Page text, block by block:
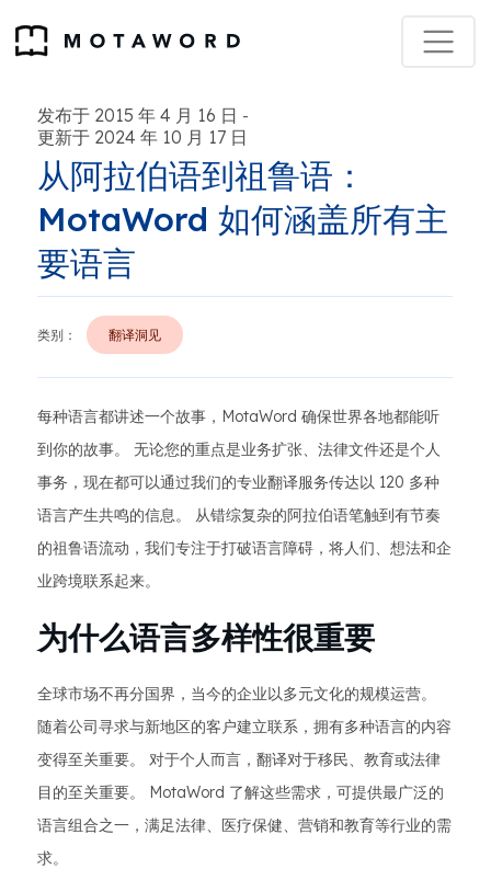
发布于 2015 年 4 月 16 日 -
更新于 2024 年 10 月 17 日
从阿拉伯语到祖鲁语：
MotaWord 如何涵盖所有主
要语言
类别： 翻译洞见
每种语言都讲述一个故事，MotaWord 确保世界各地都能听
到你的故事。 无论您的重点是业务扩张、法律文件还是个人
事务，现在都可以通过我们的专业翻译服务传达以 120 多种
语言产生共鸣的信息。 从错综复杂的阿拉伯语笔触到有节奏
的祖鲁语流动，我们专注于打破语言障碍，将人们、想法和企
业跨境联系起来。
为什么语言多样性很重要
全球市场不再分国界，当今的企业以多元文化的规模运营。
随着公司寻求与新地区的客户建立联系，拥有多种语言的内容
变得至关重要。 对于个人而言，翻译对于移民、教育或法律
目的至关重要。 MotaWord 了解这些需求，可提供最广泛的
语言组合之一，满足法律、医疗保健、营销和教育等行业的需
求。